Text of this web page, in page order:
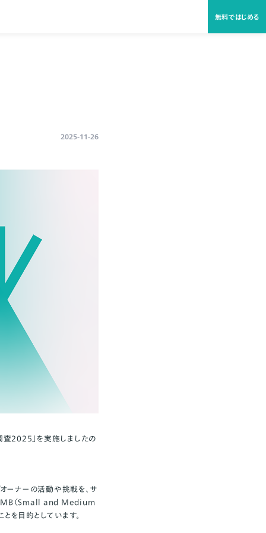
無料ではじめる
2025-11-26
査2025」を実施しましたの
ーナーの活動や挑戦を、サ
SMB（Small and Medium
を目的としています。